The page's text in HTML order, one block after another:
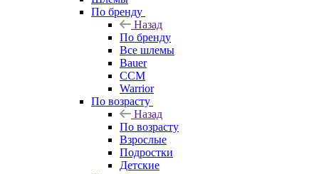
По бренду
Назад
По бренду
Все шлемы
Bauer
CCM
Warrior
По возрасту
Назад
По возрасту
Взрослые
Подростки
Детские